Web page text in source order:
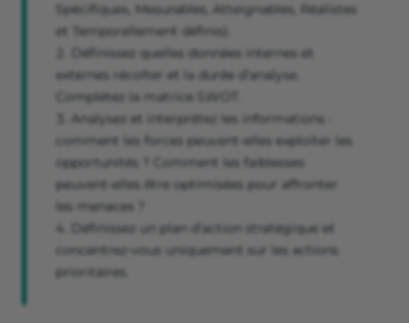
Spécifiques, Mesurables, Atteignables, Réalistes
et Temporellement définis).
Définissez quelles données internes et
externes récolter et la durée d’analyse.
Complétez la matrice SWOT.
Analysez et interprétez les informations :
comment les forces peuvent-elles exploiter les
opportunités ? Comment les faiblesses
peuvent-elles être optimisées pour affronter
les menaces ?
Définissez un plan d’action stratégique et
concentrez-vous uniquement sur les actions
prioritaires.